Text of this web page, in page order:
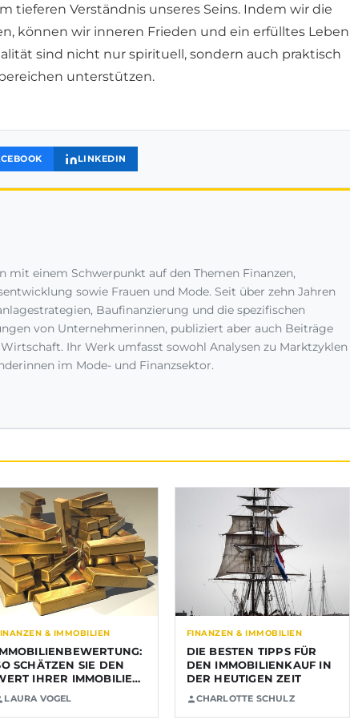
tieferen Verständnis unseres Seins. Indem wir die
können wir inneren Frieden und ein erfülltes Leben
sind nicht nur spirituell, sondern auch praktisch
unterstützen.
LINKEDIN
mit einem Schwerpunkt auf den Themen Finanzen,
sowie Frauen und Mode. Seit über zehn Jahren
Baufinanzierung und die spezifischen
von Unternehmerinnen, publiziert aber auch Beiträge
Ihr Werk umfasst sowohl Analysen zu Marktzyklen
im Mode- und Finanzsektor.
& IMMOBILIEN
SCHÄTZEN SIE DEN
IHRER IMMOBILIE
LAURA VOGEL
FINANZEN & IMMOBILIEN
DIE BESTEN TIPPS FÜR
DEN IMMOBILIENKAUF IN
DER HEUTIGEN ZEIT
CHARLOTTE SCHULZ